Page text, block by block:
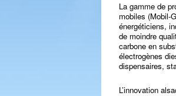
La gamme de
mobiles (Mobil-
énergéticiens,
de moindre
carbone en
électrogènes
dispensaires,
L’innovation